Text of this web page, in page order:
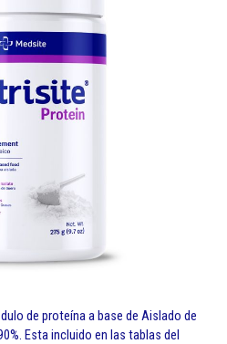
de proteína a base de Aislado de
Esta incluido en las tablas del